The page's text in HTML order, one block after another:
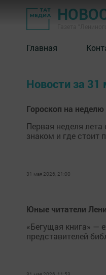
Главная
Новости за 31
Гороскоп на
Первая неделя
знаком и где стоит
31 мая 2026, 21:00
Юные читатели
«Бегущая книга» —
представителей